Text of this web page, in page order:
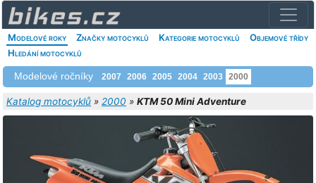
Modelové roky Značky motocyklů Kategorie motocyklů
Objemové třídy
Hledání motocyklů
Modelové ročníky 2007 2006 2005 2004 2003 2000
Katalog motocyklů » 2000 » KTM 50 Mini Adventure